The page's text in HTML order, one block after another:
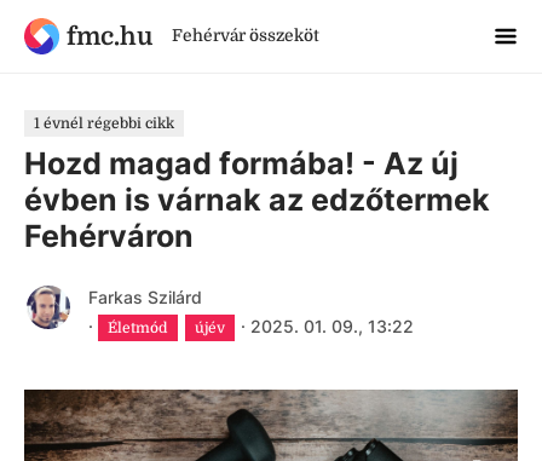
fmc.hu Fehérvár összeköt
1 évnél régebbi cikk
Hozd magad formába! - Az új
évben is várnak az edzőtermek
Fehérváron
Farkas Szilárd
·
Életmód újév · 2025. 01. 09., 13:22